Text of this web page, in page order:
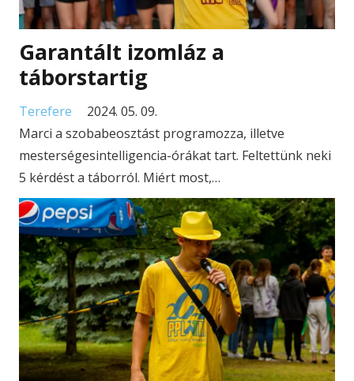
Garantált izomláz a
táborstartig
Terefere
2024. 05. 09.
Marci a szobabeosztást programozza, illetve
mesterségesintelligencia-órákat tart. Feltettünk neki
5 kérdést a táborról. Miért most,…